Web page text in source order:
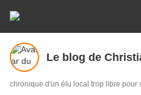
Le blog de
chronique d'un élu local trop libre pour